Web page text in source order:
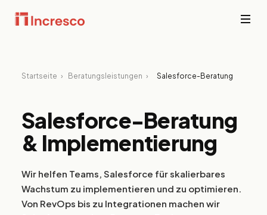
Branchen-Expertise,
Alle ansehen →
Startseite › Beratungsleistungen › Salesforce-Beratung
Salesforce-Beratung
& Implementierung
Wir helfen Teams, Salesforce für skalierbares
Wachstum zu implementieren und zu optimieren.
Von RevOps bis zu Integrationen machen wir